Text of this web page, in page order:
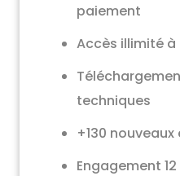
paiement
Accès illimité
techniques
+130
Engagement